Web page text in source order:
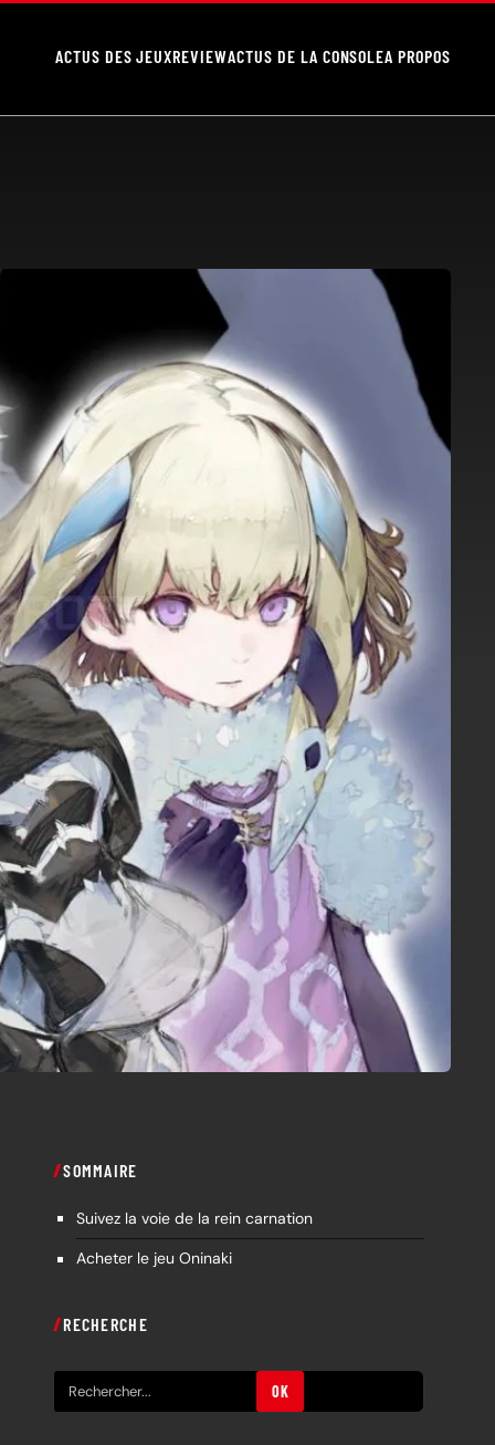
ACTUS DES JEUXREVIEWACTUS DE LA CONSOLEA PROPOS
SOMMAIRE
Suivez la voie de la rein carnation
Acheter le jeu Oninaki
RECHERCHE
e
OK